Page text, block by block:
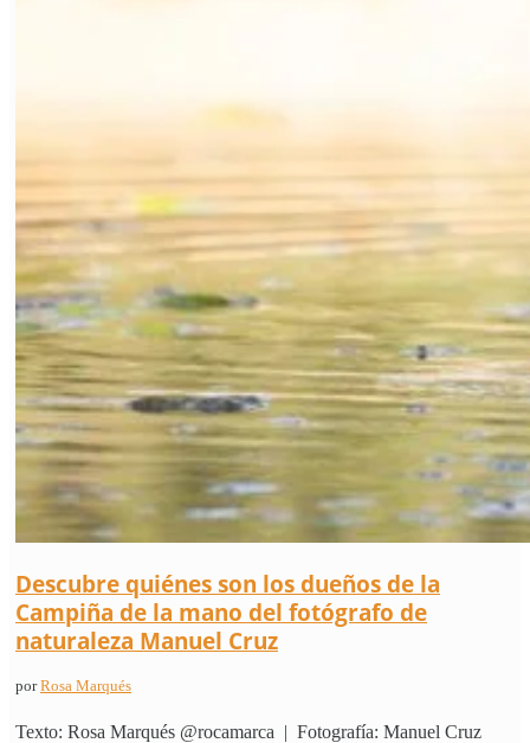
Descubre quiénes son los dueños de la
Campiña de la mano del fotógrafo de
naturaleza Manuel Cruz
porRosa Marqués
Texto: Rosa Marqués @rocamarca | Fotografía: Manuel Cruz